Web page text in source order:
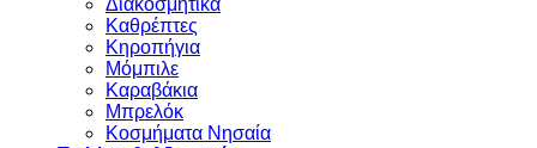
Διακοσμητικά
Καθρέπτες
Κηροπήγια
Μόμπιλε
Καραβάκια
Μπρελόκ
Κοσμήματα Νησαία